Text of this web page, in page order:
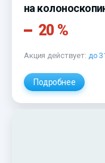
на
20 %
Акция действует: до
Подробнее